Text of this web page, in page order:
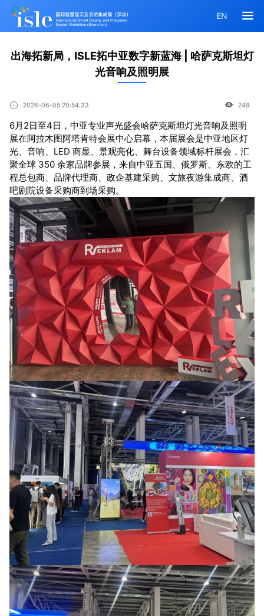
EN
出海拓新局，ISLE拓中亚数字新蓝海 | 哈萨克斯坦灯
光音响及照明展
2026-06-05 20:54:33 249
6月2日至4日，中亚专业声光盛会哈萨克斯坦灯光音响及照明
展在阿拉木图阿塔肯特会展中心启幕，本届展会是中亚地区灯
光、音响、LED 商显、景观亮化、舞台设备领域标杆展会，汇
聚全球 350 余家品牌参展，来自中亚五国、俄罗斯、东欧的工
程总包商、品牌代理商、政企基建采购、文旅夜游集成商、酒
吧剧院设备采购商到场采购。